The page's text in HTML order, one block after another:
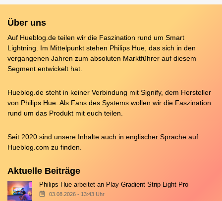
Über uns
Auf Hueblog.de teilen wir die Faszination rund um Smart
Lightning. Im Mittelpunkt stehen Philips Hue, das sich in den
vergangenen Jahren zum absoluten Marktführer auf diesem
Segment entwickelt hat.
Hueblog.de steht in keiner Verbindung mit Signify, dem Hersteller
von Philips Hue. Als Fans des Systems wollen wir die Faszination
rund um das Produkt mit euch teilen.
Seit 2020 sind unsere Inhalte auch in englischer Sprache auf
Hueblog.com zu finden.
Aktuelle Beiträge
Philips Hue arbeitet an Play Gradient Strip Light Pro
03.08.2026 - 13:43 Uhr